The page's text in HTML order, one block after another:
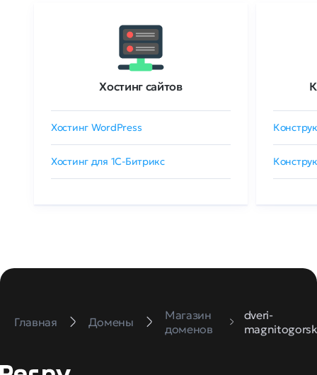
Хостинг сайтов
Хостинг WordPress
Хостинг для 1C-Битрикс
Главная Домены
Магазин
доменов
dveri-